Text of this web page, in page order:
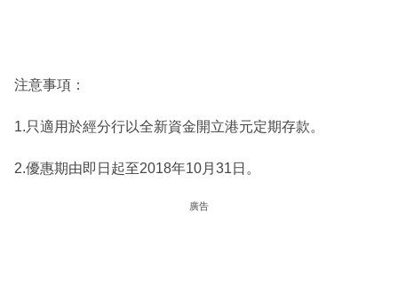
注意事項：
1.只適用於經分行以全新資金開立港元定期存款。
2.優惠期由即日起至2018年10月31日。
廣告